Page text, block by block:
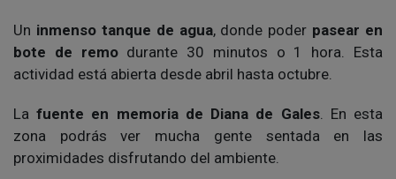
Un inmenso tanque de agua, donde poder pasear en
bote de remodurante 30 minutos o 1 hora. Esta
actividad está abierta desde abril hasta octubre.
Lafuente en memoria de Diana de Gales. En esta
zona podrás ver mucha gente sentada en las
proximidades disfrutando del ambiente.